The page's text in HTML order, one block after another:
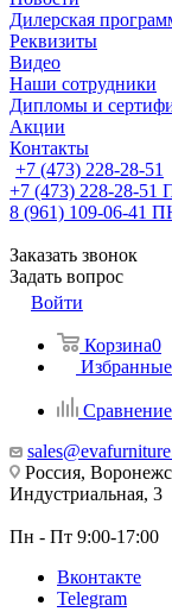
Дилерская
Реквизиты
Видео
Наши сотрудники
Дипломы и
Акции
Контакты
+7 (473) 228-28-51
+7 (473) 228-28-51
8 (961) 109-06-41
Заказать звонок
Задать вопрос
Войти
Корзина0
Россия,
Индустриальная, 3
Пн - Пт 9:00-17:00
Вконтакте
Telegram